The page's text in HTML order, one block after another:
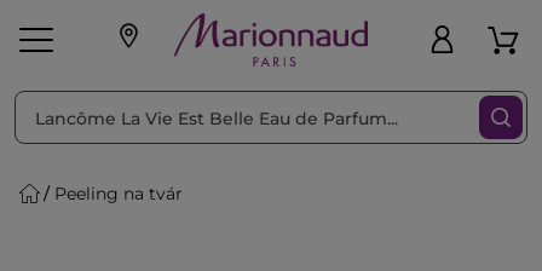
pleť Líčenie
Peeling na tvár
Triediť podľa Filtrovať